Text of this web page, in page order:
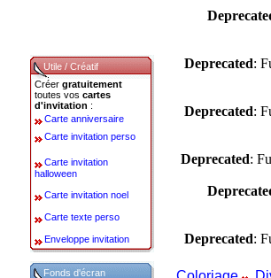
Deprecated:
Deprecated:
Deprecated:
Deprecated:
Utile / Créatif
Créer gratuitement
toutes vos cartes
d'invitation :
Carte anniversaire
Carte invitation perso
Carte invitation
halloween
Carte invitation noel
Carte texte perso
Enveloppe invitation
Fonds d'écran